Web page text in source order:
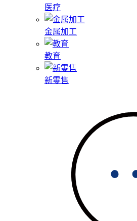
医疗
金属加工
教育
新零售